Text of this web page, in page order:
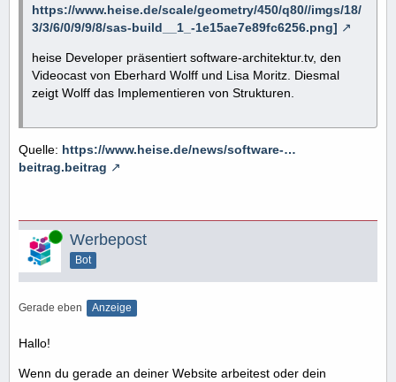
https://www.heise.de/scale/geometry/450/q80//imgs/18/
3/3/6/0/9/9/8/sas-build__1_-1e15ae7e89fc6256.png]
heise Developer präsentiert software-architektur.tv, den
Videocast von Eberhard Wolff und Lisa Moritz. Diesmal
zeigt Wolff das Implementieren von Strukturen.
Quelle: https://www.heise.de/news/software-…
beitrag.beitrag
Online Werbepost
Bot
Gerade eben Anzeige
Hallo!
Wenn du gerade an deiner Website arbeitest oder dein